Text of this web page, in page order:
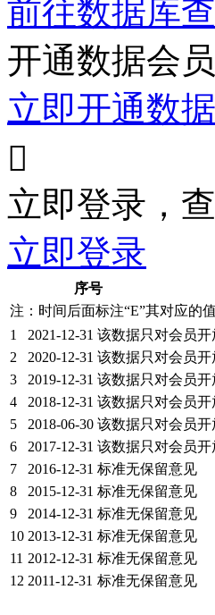
前往数据库
开通数据会
立即开通数

立即登录，
立即登录
序号
注：时间后面标注“E”其对应的
1
2021-12-31 该数据只对会员开
2
2020-12-31 该数据只对会员开
3
2019-12-31 该数据只对会员开
4
2018-12-31 该数据只对会员开
5
2018-06-30 该数据只对会员开
6
2017-12-31 该数据只对会员开
7
2016-12-31 标准无保留意见
8
2015-12-31 标准无保留意见
9
2014-12-31 标准无保留意见
10 2013-12-31 标准无保留意见
11 2012-12-31 标准无保留意见
12 2011-12-31 标准无保留意见